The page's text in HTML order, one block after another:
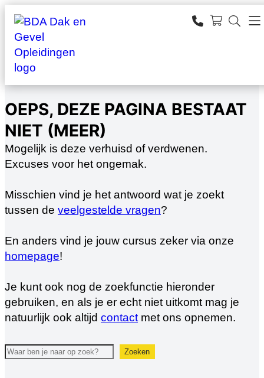
Ga
naar
de
inhoud
SEARCH
OEPS, DEZE PAGINA BESTAAT
NIET (MEER)
Mogelijk is deze verhuisd of verdwenen.
Excuses voor het ongemak.
Misschien vind je het antwoord wat je zoekt
tussen de veelgestelde vragen?
En anders vind je jouw cursus zeker via onze
homepage!
Je kunt ook nog de zoekfunctie hieronder
gebruiken, en als je er echt niet uitkomt mag je
natuurlijk ook altijd contactmet ons opnemen.
Zoeken Zoeken